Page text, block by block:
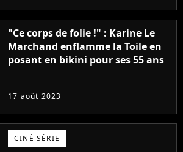
"Ce corps de folie !" : Karine Le
Marchand enflamme la Toile en
posant en bikini pour ses 55 ans
17 août 2023
CINÉ SÉRIE